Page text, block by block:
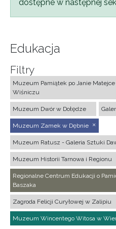
dostępne w następnej
Edukacja
Filtry
Muzeum Pamiątek po Janie
Wiśniczu
Muzeum Dwór w Dołędze
Muzeum Zamek w Dębnie
Muzeum Ratusz - Galeria Sztuki
Muzeum Historii Tarnowa i Regionu
Regionalne Centrum Edukacji o
Baszaka
Zagroda Felicji Curyłowej w Zalipiu
Muzeum Wincentego Witosa w